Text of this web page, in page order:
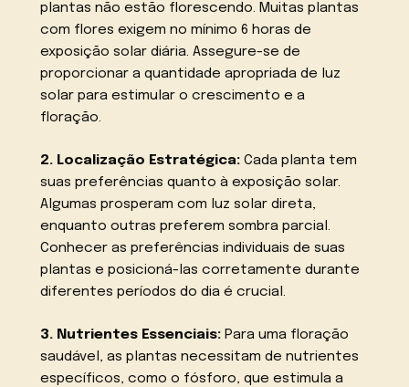
plantas não estão florescendo. Muitas plantas
com flores exigem no mínimo 6 horas de
exposição solar diária. Assegure-se de
proporcionar a quantidade apropriada de luz
solar para estimular o crescimento e a
floração.
2. Localização Estratégica: Cada planta tem
suas preferências quanto à exposição solar.
Algumas prosperam com luz solar direta,
enquanto outras preferem sombra parcial.
Conhecer as preferências individuais de suas
plantas e posicioná-las corretamente durante
diferentes períodos do dia é crucial.
3. Nutrientes Essenciais: Para uma floração
saudável, as plantas necessitam de nutrientes
específicos, como o fósforo, que estimula a